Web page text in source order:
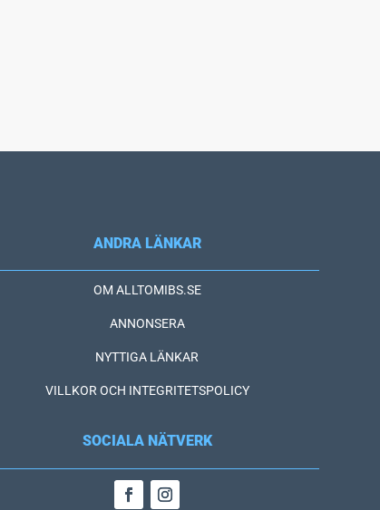
ANDRA LÄNKAR
OM ALLTOMIBS.SE
ANNONSERA
NYTTIGA LÄNKAR
VILLKOR OCH INTEGRITETSPOLICY
SOCIALA NÄTVERK